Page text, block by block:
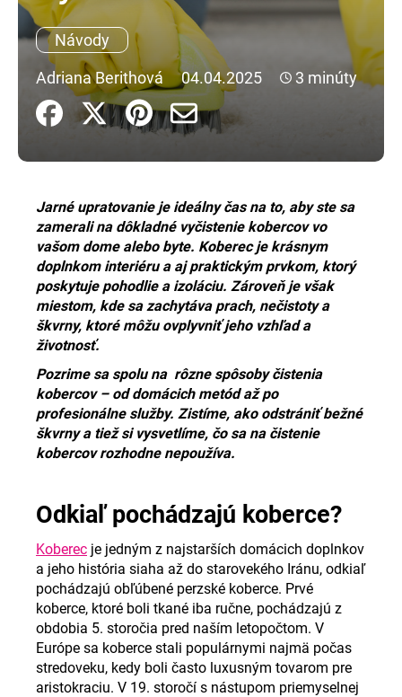
Návody
Adriana Berithová
04.04.2025 3 minúty
Jarné upratovanie je ideálny čas na to, aby ste sa
zamerali na dôkladné vyčistenie kobercov vo
vašom dome alebo byte. Koberec je krásnym
doplnkom interiéru a aj praktickým prvkom, ktorý
poskytuje pohodlie a izoláciu. Zároveň je však
miestom, kde sa zachytáva prach, nečistoty a
škvrny, ktoré môžu ovplyvniť jeho vzhľad a
životnosť.
Pozrime sa spolu na rôzne spôsoby čistenia
kobercov – od domácich metód až po
profesionálne služby. Zistíme, ako odstrániť bežné
škvrny a tiež si vysvetlíme, čo sa na čistenie
kobercov rozhodne nepoužíva.
Odkiaľ pochádzajú koberce?
Koberec je jedným z najstarších domácich doplnkov
a jeho história siaha až do starovekého Iránu, odkiaľ
pochádzajú obľúbené perzské koberce. Prvé
koberce, ktoré boli tkané iba ručne, pochádzajú z
obdobia 5. storočia pred naším letopočtom. V
Európe sa koberce stali populárnymi najmä počas
stredoveku, kedy boli často luxusným tovarom pre
aristokraciu. V 19. storočí s nástupom priemyselnej
á
j
HĽADAŤ